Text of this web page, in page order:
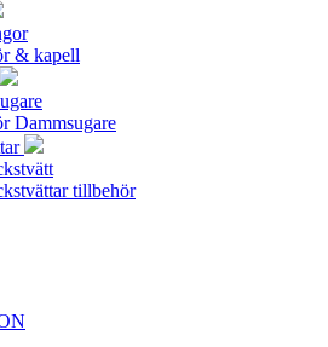
& kapell
Dammsugare
tillbehör